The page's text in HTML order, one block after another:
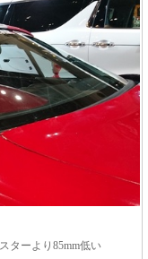
ターより85mm低い